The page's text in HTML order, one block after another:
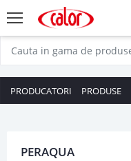
PRODUCATORI PRODUSE
PERAQUA